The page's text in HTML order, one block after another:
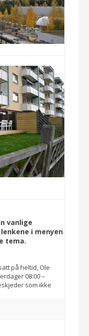
vanlige
i menyen
tema.
på heltid, Ole
08:00 –
som ikke